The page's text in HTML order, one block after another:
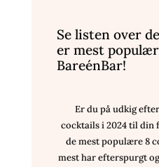
Se listen over
er mest
BareénBar!
Er du på udkig
cocktails i 2024 til din
de mest populære 8
mest har efterspurgt